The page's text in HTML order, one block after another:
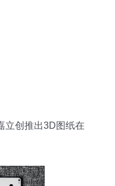
立创推出3D图纸在